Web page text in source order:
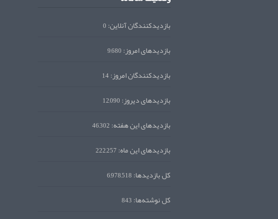
بازدیدکنندگان آنلاین:0
بازدیدهای امروز:9,680
بازدیدکنندگان امروز:14
بازدیدهای دیروز:12,090
بازدیدهای این هفته:46,302
بازدیدهای این ماه:222,257
کل بازدیدها:6,978,518
کل نوشته‌ها:843